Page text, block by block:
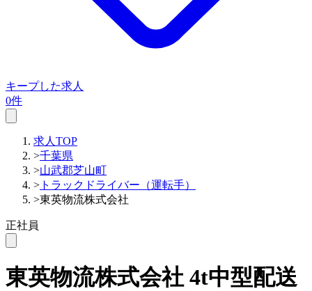
キープした求人
0件
求人TOP
>千葉県
>山武郡芝山町
> トラックドライバー（運転手）
>東英物流株式会社
正社員
東英物流株式会社4t中型配送